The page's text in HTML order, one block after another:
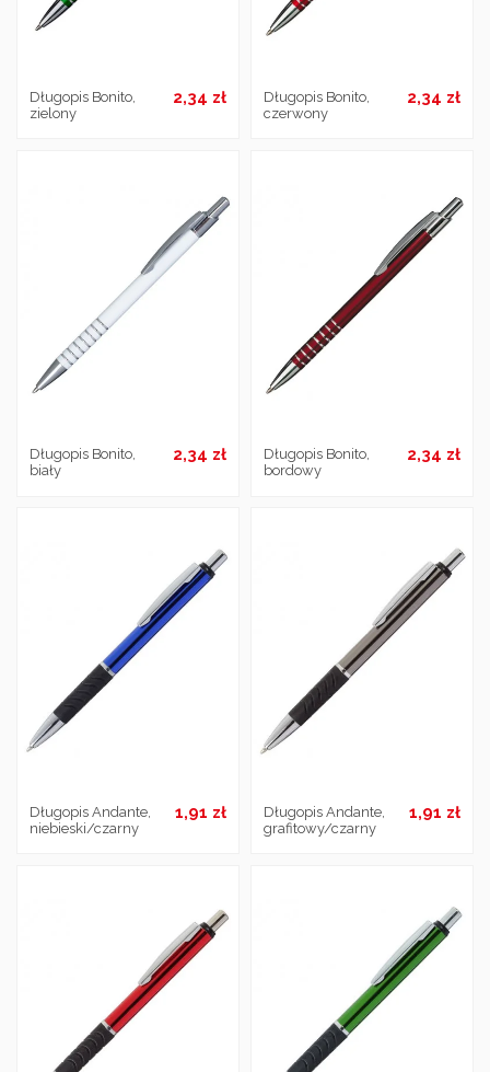
Długopis Bonito,
zielony
2,34 zł
Długopis Bonito,
czerwony
2,34 zł
Długopis Bonito,
biały
2,34 zł
Długopis Bonito,
bordowy
2,34 zł
Długopis Andante,
niebieski/czarny
1,91 zł
Długopis Andante,
grafitowy/czarny
1,91 zł